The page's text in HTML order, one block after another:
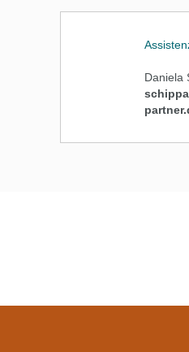
Daniela